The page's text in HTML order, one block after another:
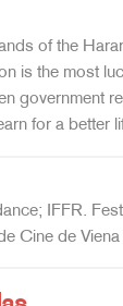
of the
is the most
government
for a better
IFFR.
Cine de Viena